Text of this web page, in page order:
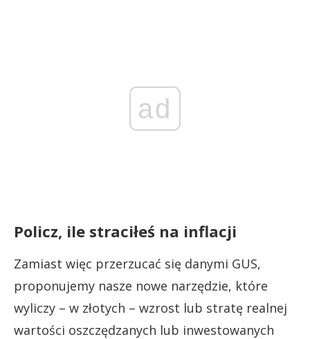
ad
Policz, ile straciłeś na inflacji
Zamiast więc przerzucać się danymi GUS,
proponujemy nasze nowe narzędzie, które
wyliczy – w złotych – wzrost lub stratę realnej
wartości oszczędzanych lub inwestowanych